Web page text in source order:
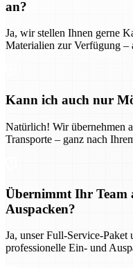
an?
Ja, wir stellen Ihnen gerne
Materialien zur Verfügung –
Kann ich auch nur
Natürlich! Wir übernehmen
Transporte – ganz nach
Übernimmt Ihr Team
Auspacken?
Ja, unser Full-Service-Paket
professionelle Ein- und